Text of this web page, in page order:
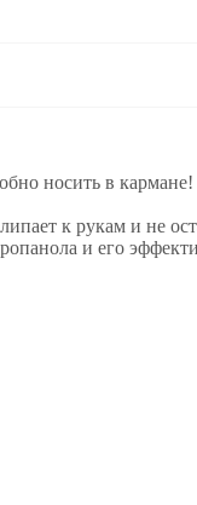
носить в кармане!
к рукам и не
и его